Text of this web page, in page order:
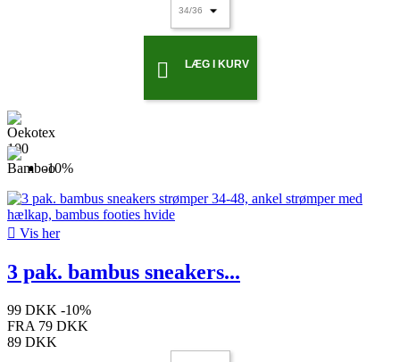
 LÆG I KURV
-10%
 Vis her
3 pak. bambus sneakers...
99 DKK -10%
FRA 79 DKK
89 DKK